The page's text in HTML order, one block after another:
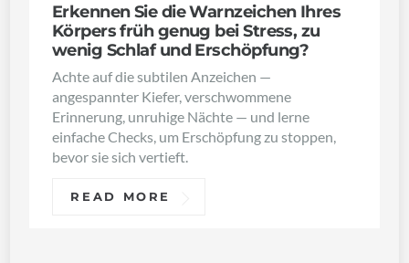
Erkennen Sie die Warnzeichen Ihres
Körpers früh genug bei Stress, zu
wenig Schlaf und Erschöpfung?
Achte auf die subtilen Anzeichen —
angespannter Kiefer, verschwommene
Erinnerung, unruhige Nächte — und lerne
einfache Checks, um Erschöpfung zu stoppen,
bevor sie sich vertieft.
READ MORE